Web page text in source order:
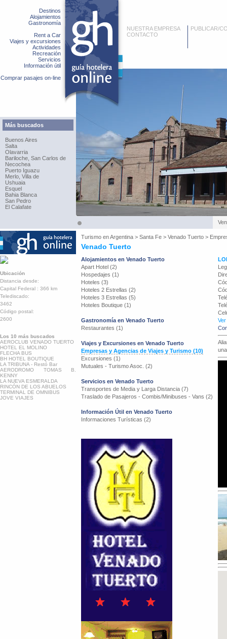
Destinos
Alojamientos
Gastronomía
Rent a Car
Viajes y excursiones
Actividades
Recreación
Servicios
Información útil
Comprar pasajes on-line
Más buscados
Buenos Aires
Salta
Olavarria
Bariloche, San Carlos de
Necochea
Puerto Iguazu
Merlo, Villa de
Ushuaia
Esquel
Bahia Blanca
San Pedro
El Calafate
NUESTRA EMPRESA
CONTACTO
PUBLICAR/
Turismo enArgentina > Santa Fe > Venado Tuerto >
Venado Tuerto
Ubicación
Distancia desde:
Capital Federal : 366 km
Telediscado:
3462
Código postal:
2600
Los 10 más buscados
AEROCLUB VENADO TUERTO
HOTEL EL MOLINO
FLECHA BUS
BH HOTEL BOUTIQUE
LA TRIBUNA - Restó Bar
AERODROMO TOMAS B.
KENNY
LA NUEVA ESMERALDA
RINCÓN DE LOS ABUELOS
TERMINAL DE OMNIBUS
JOVE VIAJES
Alojamientos en Venado Tuerto
Apart Hotel (2)
Hospedajes (1)
Hoteles (3)
Hoteles 2 Estrellas (2)
Hoteles 3 Estrellas (5)
Hoteles Boutique (1)
Gastronomía en Venado Tuerto
Restaurantes (1)
Viajes y Excursiones en Venado Tuerto
Empresas y Agencias de Viajes y Turismo (10)
Excursiones (1)
Mutuales - Turismo Asoc. (2)
Servicios en Venado Tuerto
Transportes de Media y Larga Distancia (7)
Traslado de Pasajeros - Combis/Minibuses - Vans (2)
Información Útil en Venado Tuerto
Informaciones Turísticas (2)